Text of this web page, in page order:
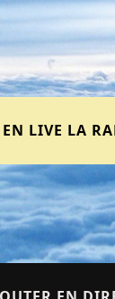
EN LIVE LA